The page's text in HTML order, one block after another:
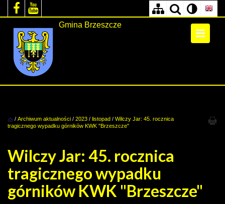
Gmina Brzeszcze
/ Archiwum aktualności / 2023 / listopad / Wilczy Jar: 45. rocznica
tragicznego wypadku górników KWK "Brzeszcze"
Wilczy Jar: 45. rocznica
tragicznego wypadku
górników KWK "Brzeszcze"